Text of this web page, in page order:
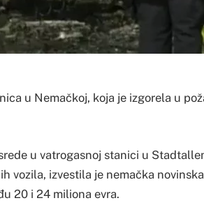
u Nemačkoj, koja je izgorela u
u vatrogasnoj stanici u
vozila, izvestila je nemačka
20 i 24 miliona evra.